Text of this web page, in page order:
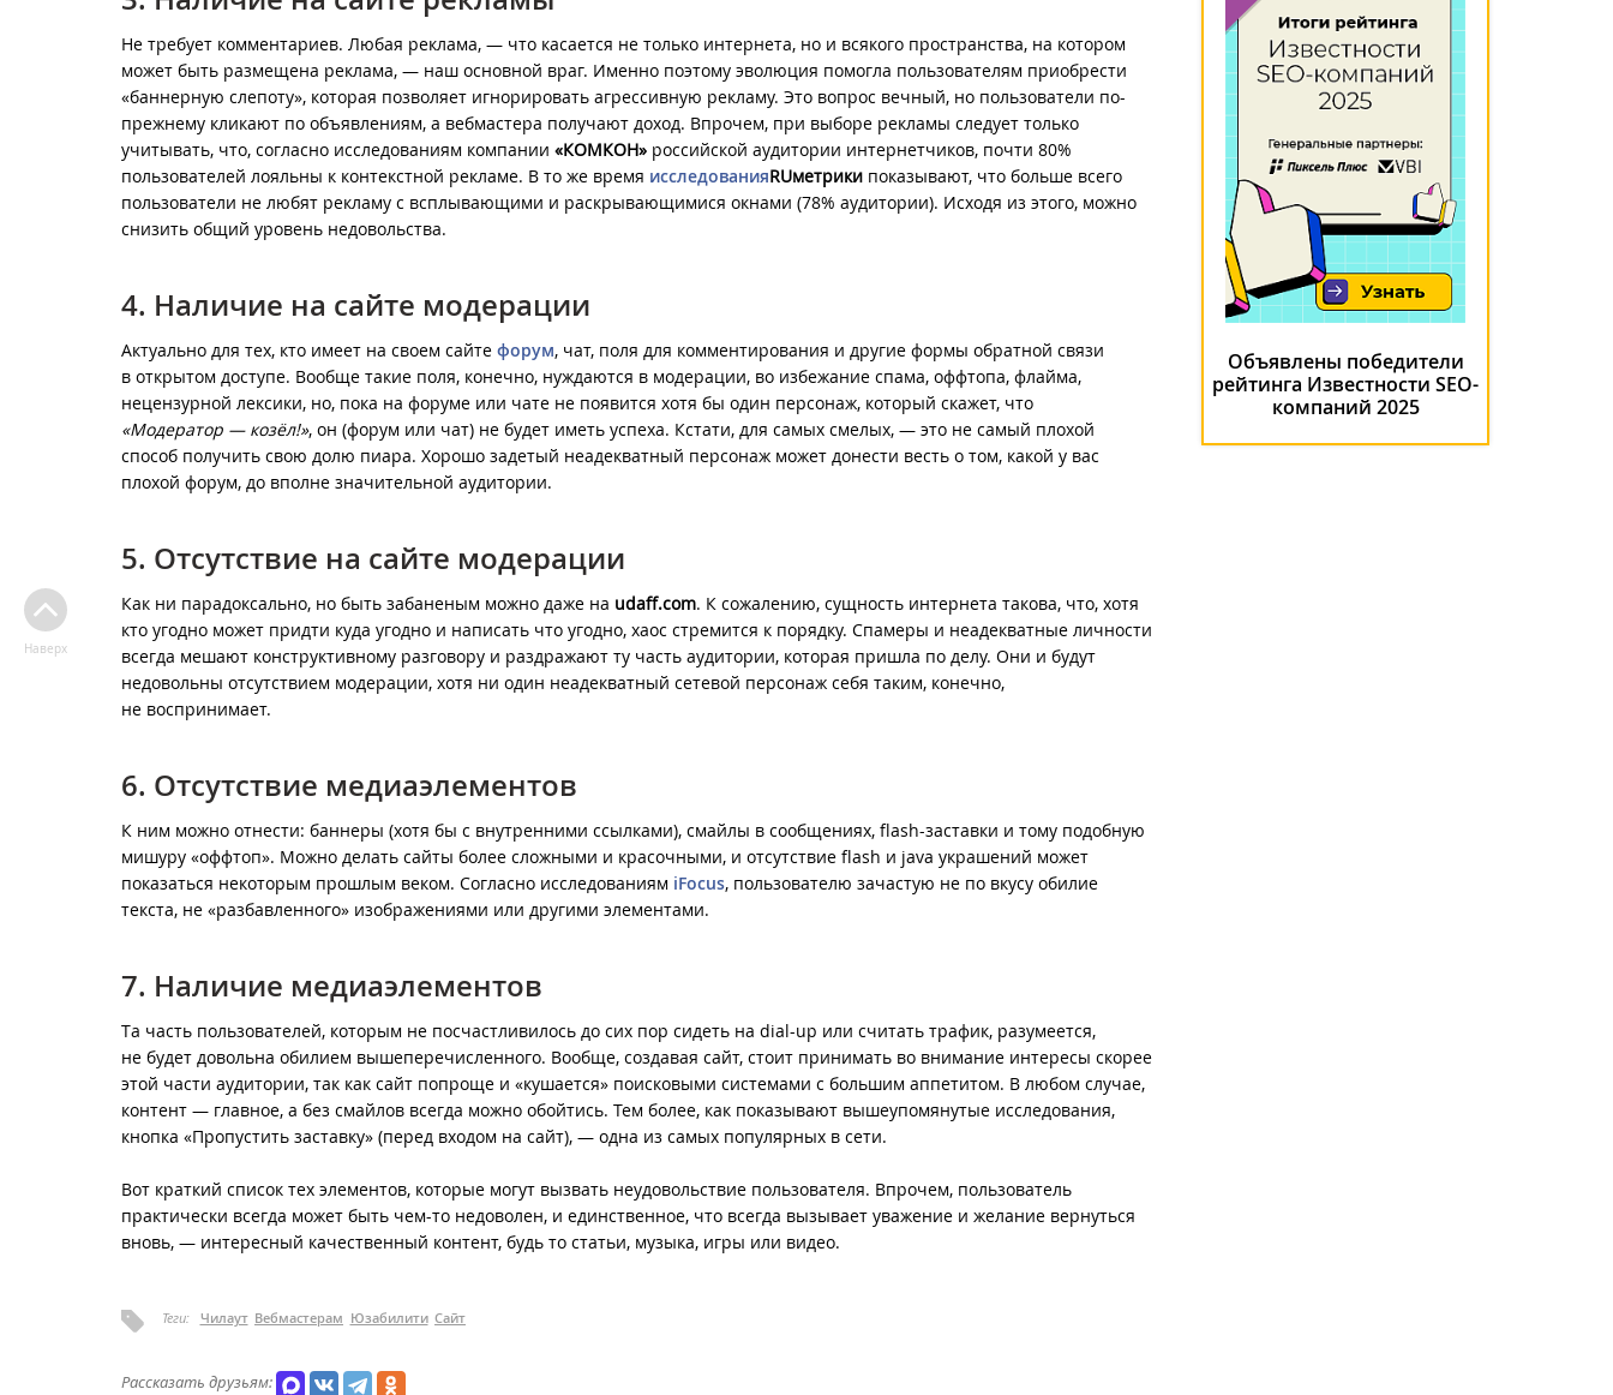
Не требует комментариев. Любая реклама, — что касается не только интернета, но и всякого пространства, на котором
может быть размещена реклама, — наш основной враг. Именно поэтому эволюция помогла пользователям приобрести
«баннерную слепоту», которая позволяет игнорировать агрессивную рекламу. Это вопрос вечный, но пользователи по-
прежнему кликают по объявлениям, а вебмастера получают доход. Впрочем, при выборе рекламы следует только
учитывать, что, согласно исследованиям компании «КОМКОН» российской аудитории интернетчиков, почти 80%
пользователей лояльны к контекстной рекламе. В то же время исследованияRUметрики показывают, что больше всего
пользователи не любят рекламу с всплывающими и раскрывающимися окнами (78% аудитории). Исходя из этого, можно
снизить общий уровень недовольства.
4. Наличие на сайте модерации
Актуально для тех, кто имеет на своем сайте форум, чат, поля для комментирования и другие формы обратной связи
в открытом доступе. Вообще такие поля, конечно, нуждаются в модерации, во избежание спама, оффтопа, флайма,
нецензурной лексики, но, пока на форуме или чате не появится хотя бы один персонаж, который скажет, что
«Модератор — козёл!», он (форум или чат) не будет иметь успеха. Кстати, для самых смелых, — это не самый плохой
способ получить свою долю пиара. Хорошо задетый неадекватный персонаж может донести весть о том, какой у вас
плохой форум, до вполне значительной аудитории.
5. Отсутствие на сайте модерации
Как ни парадоксально, но быть забаненым можно даже на udaff.com. К сожалению, сущность интернета такова, что, хотя
кто угодно может придти куда угодно и написать что угодно, хаос стремится к порядку. Спамеры и неадекватные личности
всегда мешают конструктивному разговору и раздражают ту часть аудитории, которая пришла по делу. Они и будут
недовольны отсутствием модерации, хотя ни один неадекватный сетевой персонаж себя таким, конечно,
не воспринимает.
6. Отсутствие медиаэлементов
К ним можно отнести: баннеры (хотя бы с внутренними ссылками), смайлы в сообщениях, flash-заставки и тому подобную
мишуру «оффтоп». Можно делать сайты более сложными и красочными, и отсутствие flash и java украшений может
показаться некоторым прошлым веком. Согласно исследованиям iFocus, пользователю зачастую не по вкусу обилие
текста, не «разбавленного» изображениями или другими элементами.
7. Наличие медиаэлементов
Та часть пользователей, которым не посчастливилось до сих пор сидеть на dial-up или считать трафик, разумеется,
не будет довольна обилием вышеперечисленного. Вообще, создавая сайт, стоит принимать во внимание интересы скорее
этой части аудитории, так как сайт попроще и «кушается» поисковыми системами с большим аппетитом. В любом случае,
контент — главное, а без смайлов всегда можно обойтись. Тем более, как показывают вышеупомянутые исследования,
кнопка «Пропустить заставку» (перед входом на сайт), — одна из самых популярных в сети.
Вот краткий список тех элементов, которые могут вызвать неудовольствие пользователя. Впрочем, пользователь
практически всегда может быть чем-то недоволен, и единственное, что всегда вызывает уважение и желание вернуться
вновь, — интересный качественный контент, будь то статьи, музыка, игры или видео.
Теги: Чилаут Вебмастерам Юзабилити Сайт
Рассказать друзьям:
Наверх
Объявлены победители
рейтинга Известности SEO-
компаний 2025